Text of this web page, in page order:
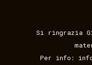
Si ringrazia
Per info: